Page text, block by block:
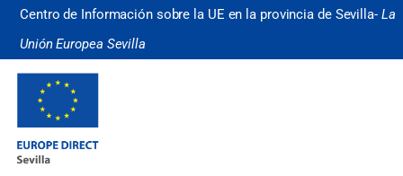
Centro de Información sobre la UE en la provincia de Sevilla- La
Unión Europea Sevilla